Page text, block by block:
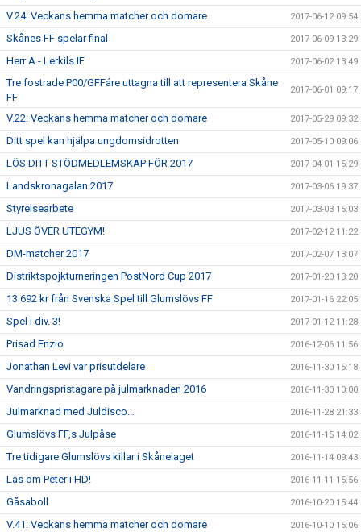
V.24: Veckans hemma matcher och domare 2017-06-12 09:54
Skånes FF spelar final 2017-06-09 13:29
Herr A - Lerkils IF 2017-06-02 13:49
Tre fostrade P00/GFFáre uttagna till att representera Skåne
FF
2017-06-01 09:17
V.22: Veckans hemma matcher och domare 2017-05-29 09:32
Ditt spel kan hjälpa ungdomsidrotten 2017-05-10 09:06
LÖS DITT STÖDMEDLEMSKAP FÖR 2017 2017-04-01 15:29
Landskronagalan 2017 2017-03-06 19:37
Styrelsearbete 2017-03-03 15:03
LJUS ÖVER UTEGYM! 2017-02-12 11:22
DM-matcher 2017 2017-02-07 13:07
Distriktspojkturneringen PostNord Cup 2017 2017-01-20 13:20
13 692 kr från Svenska Spel till Glumslövs FF 2017-01-16 22:05
Spel i div. 3! 2017-01-12 11:28
Prisad Enzio 2016-12-06 11:56
Jonathan Levi var prisutdelare 2016-11-30 15:18
Vandringspristagare på julmarknaden 2016 2016-11-30 10:00
Julmarknad med Juldisco… 2016-11-28 21:33
Glumslövs FF,s Julpåse 2016-11-15 14:02
Tre tidigare Glumslövs killar i Skånelaget 2016-11-14 09:43
Läs om Peter i HD! 2016-11-11 15:56
Gåsaboll 2016-10-20 15:44
V.41: Veckans hemma matcher och domare 2016-10-10 15:06